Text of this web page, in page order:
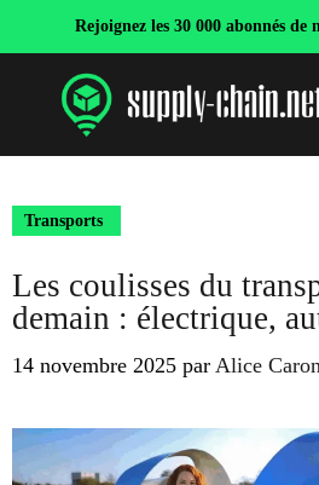
Rejoignez les 30 000 abonnés de
Transports
Les coulisses du
demain : électrique,
14 novembre 2025 par Alice